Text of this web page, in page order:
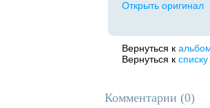
Открыть оригинал
Вернуться к
Вернуться к
Комментарии (0)